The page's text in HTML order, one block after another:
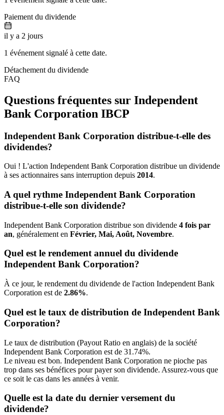
Paiement du dividende
il y a 2 jours
1 événement signalé à cette date.
Détachement du dividende
FAQ
Questions fréquentes sur Independent
Bank Corporation IBCP
Independent Bank Corporation distribue-t-elle des
dividendes?
Oui ! L'action Independent Bank Corporation distribue un dividende
à ses actionnaires sans interruption depuis 2014.
A quel rythme Independent Bank Corporation
distribue-t-elle son dividende?
Independent Bank Corporation distribue son dividende 4 fois par
an, généralement en Février, Mai, Août, Novembre.
Quel est le rendement annuel du dividende
Independent Bank Corporation?
À ce jour, le rendement du dividende de l'action Independent Bank
Corporation est de 2.86%.
Quel est le taux de distribution de Independent Bank
Corporation?
Le taux de distribution (Payout Ratio en anglais) de la société
Independent Bank Corporation est de 31.74%.
Le niveau est bon. Independent Bank Corporation ne pioche pas
trop dans ses bénéfices pour payer son dividende. Assurez-vous que
ce soit le cas dans les années à venir.
Quelle est la date du dernier versement du
dividende?